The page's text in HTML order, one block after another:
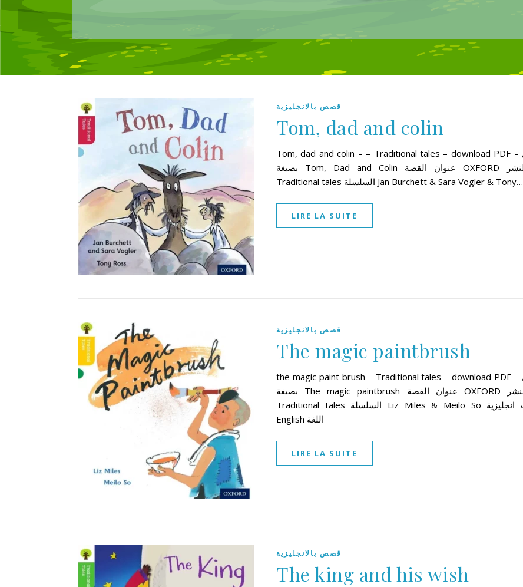
قصص بالانجليزية
Tom, dad and colin
Tom, dad and colin – – Traditional tales – download PDF – تحميل
بصيغة Tom, Dad and Colin عنوان القصة OXFORD دار النشر
Traditional tales السلسلة Jan Burchett & Sara Vogler & Tony…
LIRE LA SUITE
قصص بالانجليزية
The magic paintbrush
the magic paint brush – Traditional tales – download PDF – تحميل
بصيغة The magic paintbrush عنوان القصة OXFORD دار النشر
Traditional tales السلسلة Liz Miles & Meilo So الكاتب انجليزية
English اللغة
LIRE LA SUITE
قصص بالانجليزية
The king and his wish